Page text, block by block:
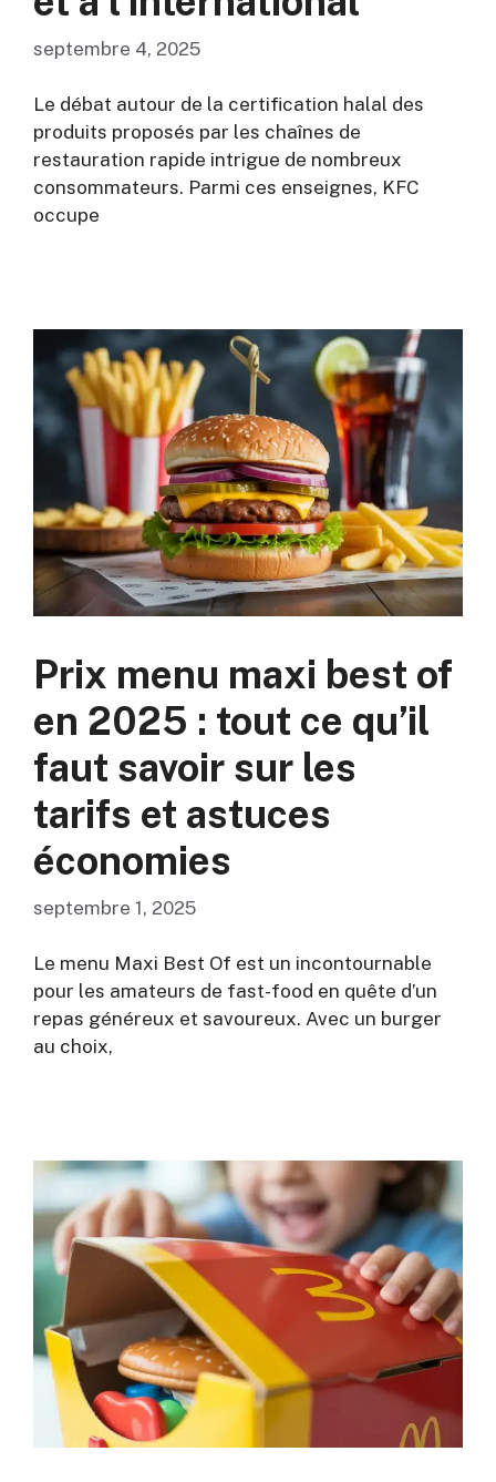
septembre 4, 2025
Le débat autour de la certification halal des
produits proposés par les chaînes de
restauration rapide intrigue de nombreux
consommateurs. Parmi ces enseignes, KFC
occupe
Prix menu maxi best of
en 2025 : tout ce qu’il
faut savoir sur les
tarifs et astuces
économies
septembre 1, 2025
Le menu Maxi Best Of est un incontournable
pour les amateurs de fast-food en quête d’un
repas généreux et savoureux. Avec un burger
au choix,